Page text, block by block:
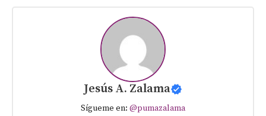
Jesús A. Zalama
Sígueme en: @pumazalama